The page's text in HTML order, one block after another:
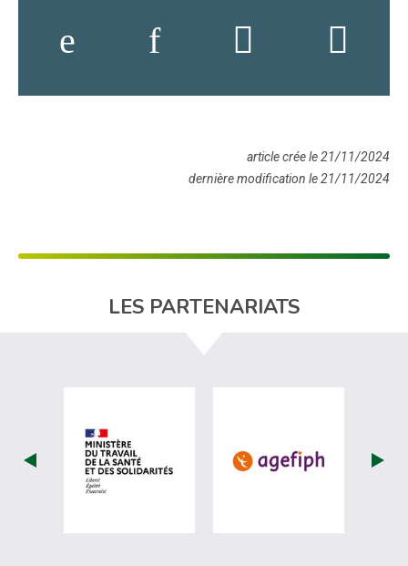
article crée le 21/11/2024
dernière modification le 21/11/2024
LES PARTENARIATS
visiter les site de Ministère du travail
visiter les